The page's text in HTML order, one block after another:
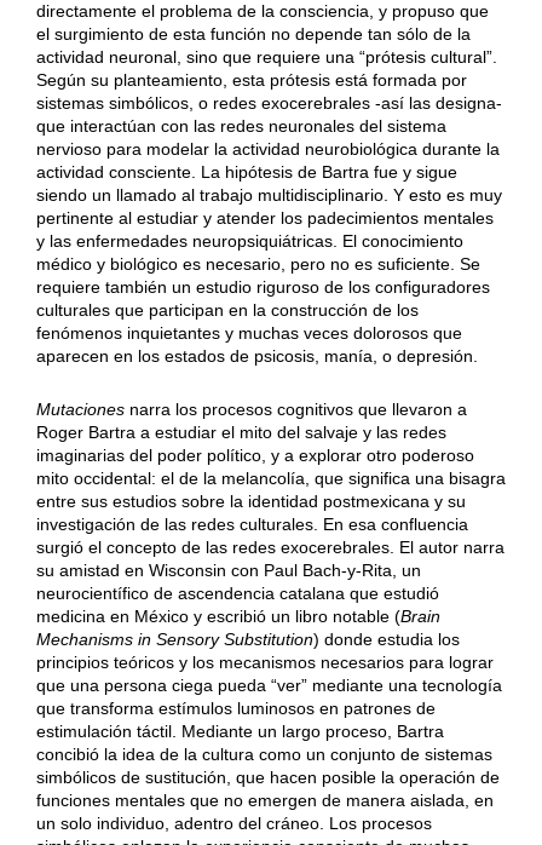
directamente el problema de la consciencia, y propuso que
el surgimiento de esta función no depende tan sólo de la
actividad neuronal, sino que requiere una “prótesis cultural”.
Según su planteamiento, esta prótesis está formada por
sistemas simbólicos, o redes exocerebrales -así las designa-
que interactúan con las redes neuronales del sistema
nervioso para modelar la actividad neurobiológica durante la
actividad consciente. La hipótesis de Bartra fue y sigue
siendo un llamado al trabajo multidisciplinario. Y esto es muy
pertinente al estudiar y atender los padecimientos mentales
y las enfermedades neuropsiquiátricas. El conocimiento
médico y biológico es necesario, pero no es suficiente. Se
requiere también un estudio riguroso de los configuradores
culturales que participan en la construcción de los
fenómenos inquietantes y muchas veces dolorosos que
aparecen en los estados de psicosis, manía, o depresión.
Mutacionesnarra los procesos cognitivos que llevaron a
Roger Bartra a estudiar el mito del salvaje y las redes
imaginarias del poder político, y a explorar otro poderoso
mito occidental: el de la melancolía, que significa una bisagra
entre sus estudios sobre la identidad postmexicana y su
investigación de las redes culturales. En esa confluencia
surgió el concepto de las redes exocerebrales. El autor narra
su amistad en Wisconsin con Paul Bach-y-Rita, un
neurocientífico de ascendencia catalana que estudió
medicina en México y escribió un libro notable (Brain
Mechanisms in Sensory Substitution) donde estudia los
principios teóricos y los mecanismos necesarios para lograr
que una persona ciega pueda “ver” mediante una tecnología
que transforma estímulos luminosos en patrones de
estimulación táctil. Mediante un largo proceso, Bartra
concibió la idea de la cultura como un conjunto de sistemas
simbólicos de sustitución, que hacen posible la operación de
funciones mentales que no emergen de manera aislada, en
un solo individuo, adentro del cráneo. Los procesos